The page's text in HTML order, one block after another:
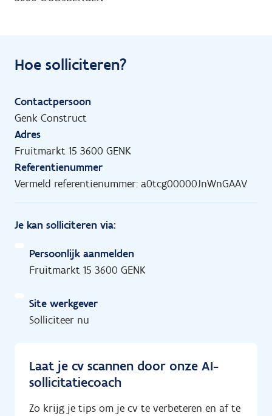
Hoe solliciteren?
Contactpersoon
Genk Construct
Adres
Fruitmarkt 15 3600 GENK
Referentienummer
Vermeld referentienummer: a0tcg00000JnWnGAAV
Je kan solliciteren via:
Persoonlijk aanmelden
Fruitmarkt 15 3600 GENK
Site werkgever
Solliciteer nu
Laat je cv scannen door onze AI-
sollicitatiecoach
Zo krijg je tips om je cv te verbeteren en af te